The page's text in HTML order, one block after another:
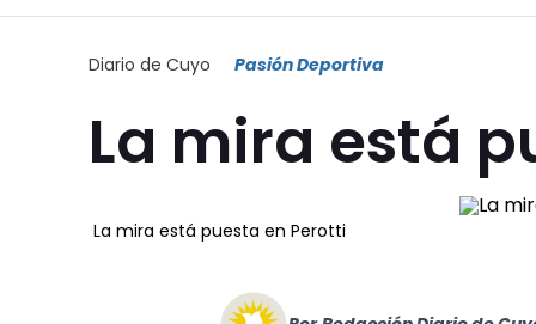
Diario de Cuyo Pasión Deportiva
La mira está
La mira está puesta en Perotti